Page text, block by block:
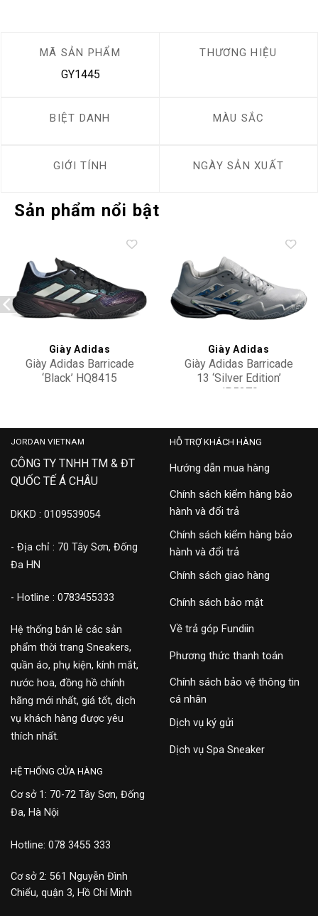
MÃ SẢN PHẨM
GY1445
THƯƠNG HIỆU
BIỆT DANH MÀU SẮC
GIỚI TÍNH NGÀY SẢN XUẤT
Sản phẩm nổi bật
Add to
wishlist
Giày Adidas
Giày Adidas Barricade
‘Black’ HQ8415
Add to
wishlist
Giày Adidas
Giày Adidas Barricade
13 ‘Silver Edition’
JP5379
JORDAN VIETNAM
CÔNG TY TNHH TM & ĐT
QUỐC TẾ Á CHÂU
DKKD : 0109539054
- Địa chỉ : 70 Tây Sơn, Đống
Đa HN
- Hotline : 0783455333
Hệ thống bán lẻ các sản
phẩm thời trang Sneakers,
quần áo, phụ kiện, kính mắt,
nước hoa, đồng hồ chính
hãng mới nhất, giá tốt, dịch
vụ khách hàng được yêu
thích nhất.
HỖ TRỢ KHÁCH HÀNG
Hướng dẫn mua hàng
Chính sách kiểm hàng bảo
hành và đổi trả
Chính sách kiểm hàng bảo
hành và đổi trả
Chính sách giao hàng
Chính sách bảo mật
Về trả góp Fundiin
Phương thức thanh toán
Chính sách bảo vệ thông tin
cá nhân
Dịch vụ ký gửi
Dịch vụ Spa Sneaker
HỆ THỐNG CỬA HÀNG
Cơ sở 1: 70-72 Tây Sơn, Đống
Đa, Hà Nội
Hotline: 078 3455 333
Cơ sở 2: 561 Nguyễn Đình
Chiểu, quận 3, Hồ Chí Minh